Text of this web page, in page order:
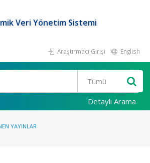
Veri Yönetim Sistemi
Araştırmacı Girişi English
Detaylı Arama
YAYINLAR